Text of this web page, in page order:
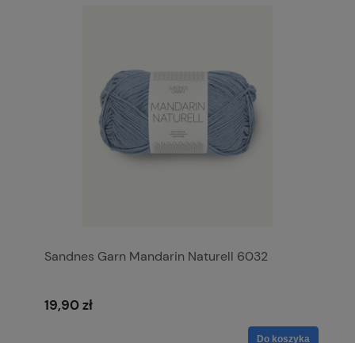
Sandnes Garn Mandarin Naturell 6032
19,90 zł
Do koszyka